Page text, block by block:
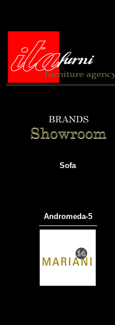
Sofa
Andromeda-5
───────────